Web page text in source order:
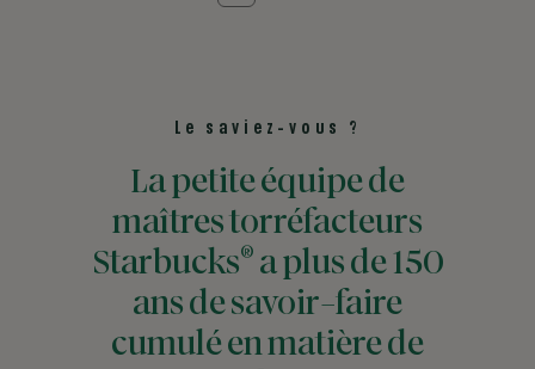
Le saviez-vous ?
La petite équipe de
maîtres torréfacteurs
Starbucks® a plus de 150
ans de savoir-faire
cumulé en matière de